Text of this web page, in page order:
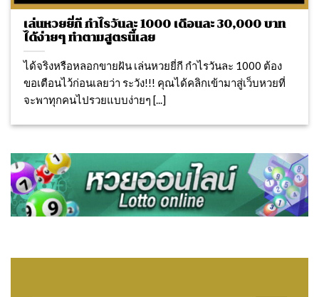
เล่นหวยยี่กี กำไรวันละ 1000 เดือนละ 30,000 บาท
ได้ง่ายๆ ทำตามสูตรนี้เลย
ได้จริงหรือหลอกขายฝัน เล่นหวยยี่กี กำไรวันละ 1000 ต้อง
ขอเตือนไว้ก่อนเลยว่า ระวัง!!! คุณได้คลิกเข้ามาสู่เว็บหวยที่
จะพาทุกคนไปรวยแบบง่ายๆ [...]